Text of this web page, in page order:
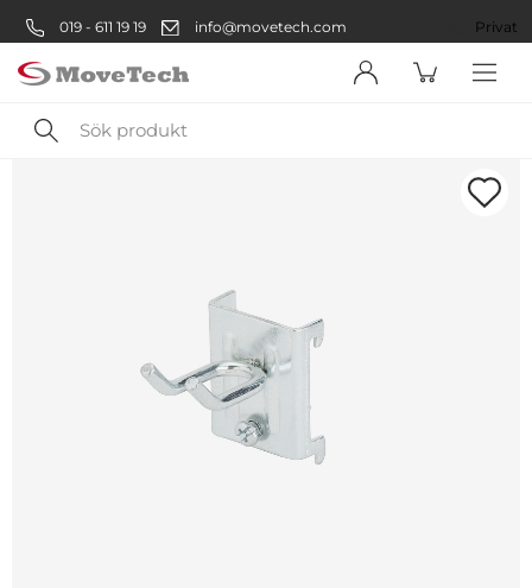
019 - 611 19 19 info@movetech.com Privat
Sök
produkt
Företag
Privatperson